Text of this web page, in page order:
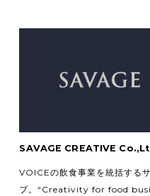
SAVAGE CREATIVE
VOICEの飲食事業を統括する
ブ。“Creativity for food